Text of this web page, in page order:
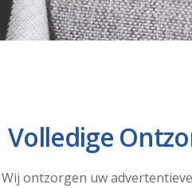
Volledige
Wij ontzorgen uw